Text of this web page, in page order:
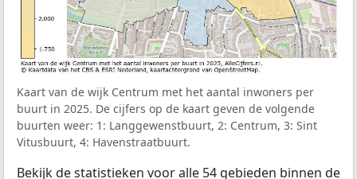
Kaart van de wijk Centrum met het aantal inwoners per
buurt in 2025. De cijfers op de kaart geven de volgende
buurten weer: 1: Langgewenstbuurt, 2: Centrum, 3: Sint
Vitusbuurt, 4: Havenstraatbuurt.
Bekijk de statistieken voor alle 54 gebieden binnen de